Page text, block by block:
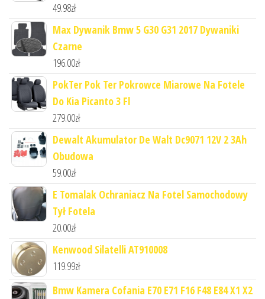
49.98zł
Max Dywanik Bmw 5 G30 G31 2017 Dywaniki
Czarne
196.00zł
PokTer Pok Ter Pokrowce Miarowe Na Fotele
Do Kia Picanto 3 Fl
279.00zł
Dewalt Akumulator De Walt Dc9071 12V 2 3Ah
Obudowa
59.00zł
E Tomalak Ochraniacz Na Fotel Samochodowy
Tył Fotela
20.00zł
Kenwood Silatelli AT910008
119.99zł
Bmw Kamera Cofania E70 E71 F16 F48 E84 X1 X2